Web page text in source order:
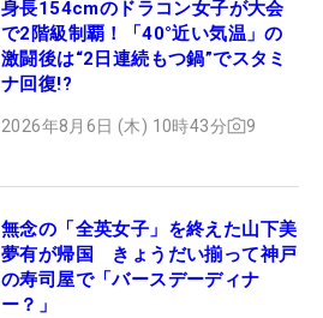
身長154cmのドラコン女子が大会
で2階級制覇！「40°近い気温」の
激闘後は“2日連続もつ鍋”でスタミ
ナ回復!?
2026年8月6日 (木) 10時43分 9
無念の「全英女子」を終えた山下美
夢有が帰国 きょうだい揃って神戸
の寿司屋で「バースデーディナ
ー？」